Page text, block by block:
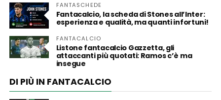
FANTASCHEDE
Fantacalcio, la scheda di Stones all’Inter:
esperienza e qualità, ma quanti infortuni!
FANTACALCIO
Listone fantacalcio Gazzetta, gli
attaccanti più quotati: Ramos c’è ma
insegue
DI PIÙ IN FANTACALCIO